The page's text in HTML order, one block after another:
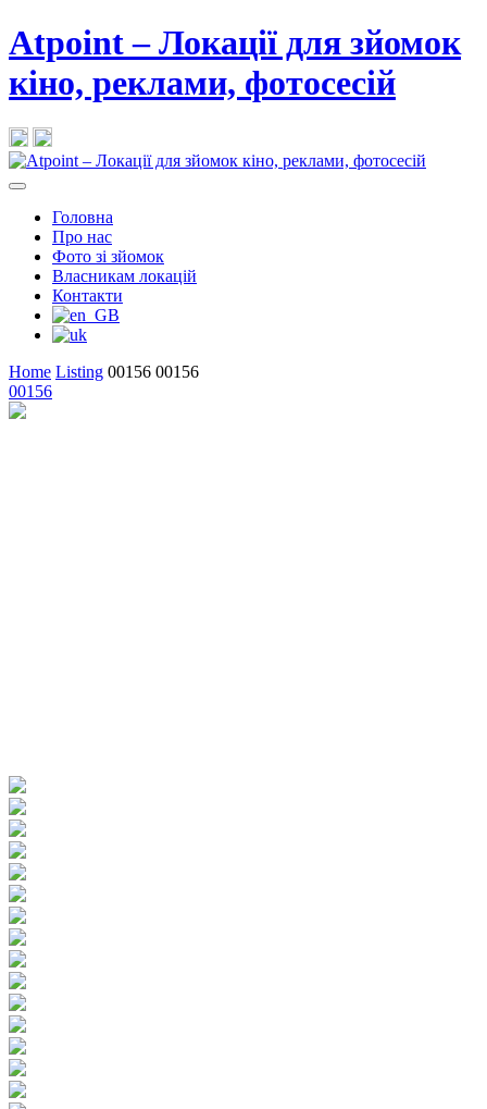
Atpoint – Локації для зйомок
кіно, реклами, фотосесій
Головна
Про нас
Фото зі зйомок
Власникам локацій
Контакти
Home Listing 00156 00156
00156